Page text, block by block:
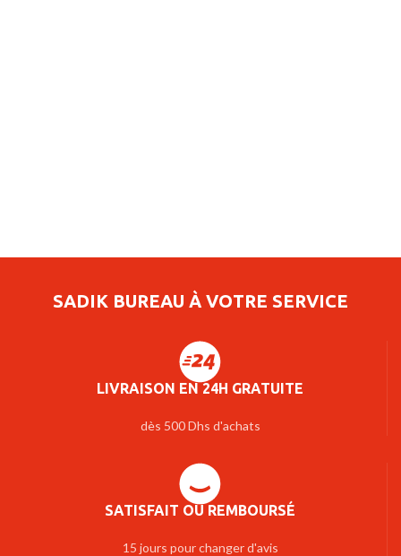
SADIK BUREAU À VOTRE SERVICE
LIVRAISON EN 24H GRATUITE
dès 500 Dhs d'achats
SATISFAIT OU REMBOURSÉ
15 jours pour changer d'avis